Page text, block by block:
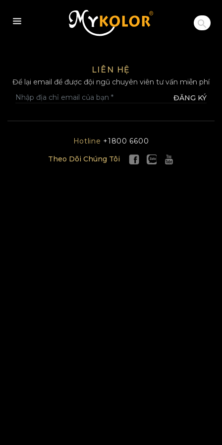
MYKOLOR
LIÊN HỆ
Để lại email để được đội ngũ chuyên viên tư vấn miễn phí
ĐĂNG KÝ
Hotline +1800 6600
Theo Dõi Chúng Tôi